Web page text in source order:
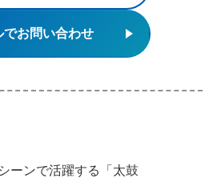
でお問い合わせ
ーンで活躍する「太鼓